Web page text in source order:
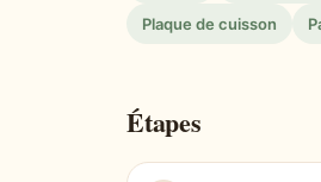
Plaque de cuisson
Étapes